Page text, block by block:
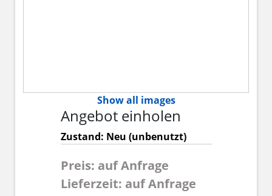
Show all images
Angebot einholen
Zustand: Neu (unbenutzt)
Preis: auf Anfrage
Lieferzeit: auf Anfrage